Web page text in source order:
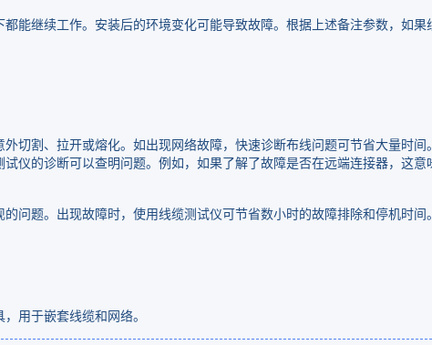
能继续工作。安装后的环境变化可能导致故障。根据上述备注参数，如
切割、拉开或熔化。如出现网络故障，快速诊断布线问题可节省大量时
仪的诊断可以查明问题。例如，如果了解了故障是否在远端连接器，这
问题。出现故障时，使用线缆测试仪可节省数小时的故障排除和停机时间。
用于嵌套线缆和网络。